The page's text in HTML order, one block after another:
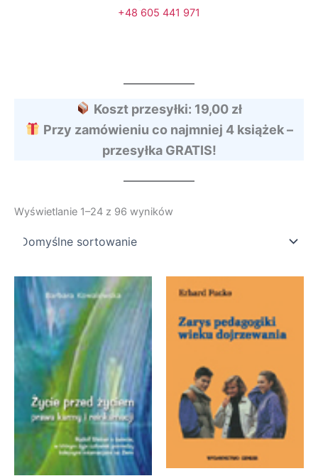
+48 605 441 971
Koszt przesyłki: 19,00 zł
Przy zamówieniu co najmniej 4 książek –
przesyłka GRATIS!
Wyświetlanie 1–24 z 96 wyników